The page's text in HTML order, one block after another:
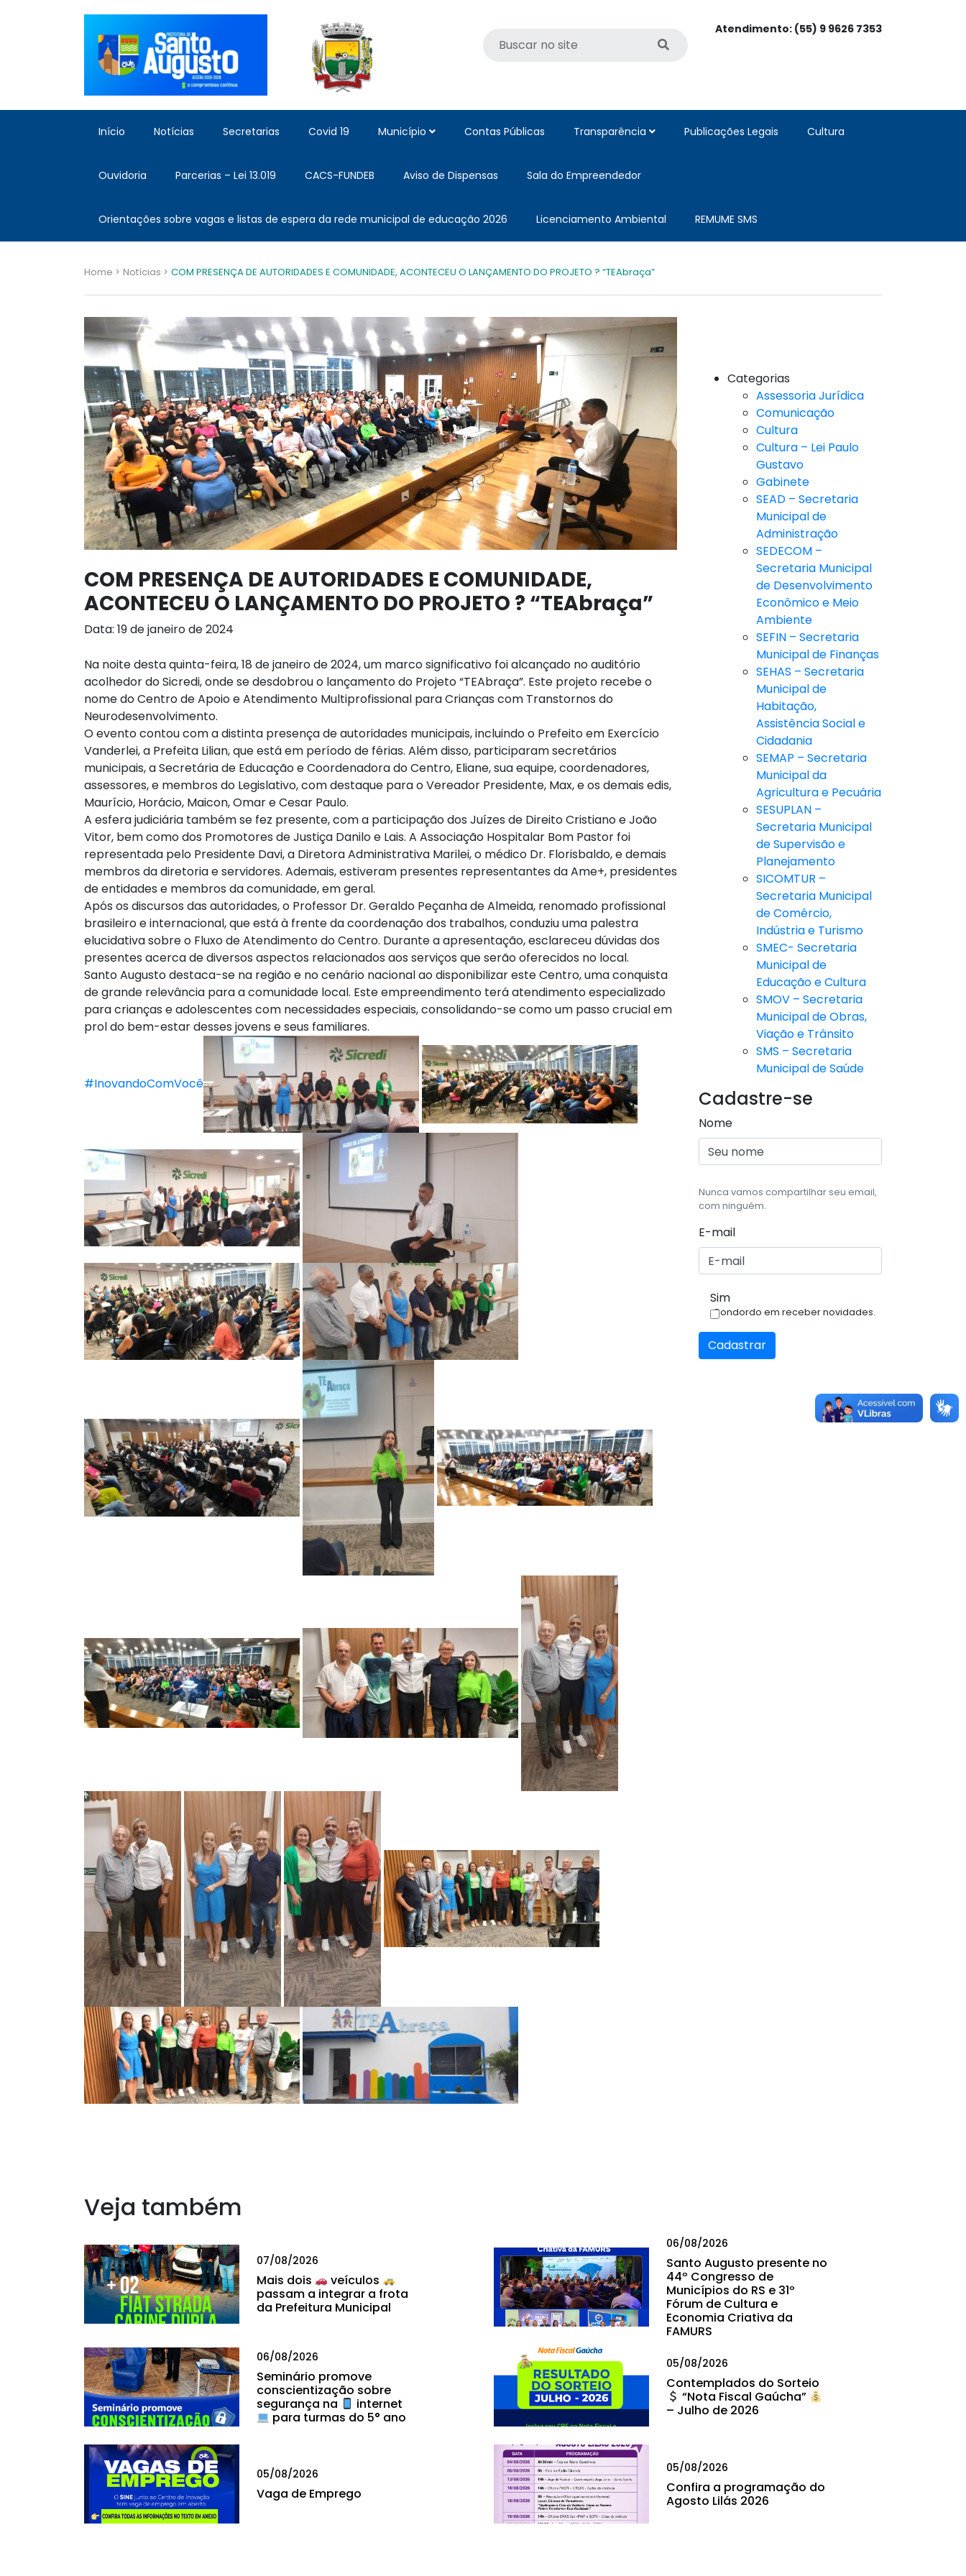
Atendimento: (55) 9 9626 7353
Início Notícias Secretarias Covid 19 Município Contas Públicas Transparência Publicações Legais Cultura
Ouvidoria Parcerias – Lei 13.019 CACS-FUNDEB Aviso de Dispensas Sala do Empreendedor
Orientações sobre vagas e listas de espera da rede municipal de educação 2026 Licenciamento Ambiental REMUME SMS
Home > Notícias > COM PRESENÇA DE AUTORIDADES E COMUNIDADE, ACONTECEU O LANÇAMENTO DO PROJETO ? “TEAbraça”
COM PRESENÇA DE AUTORIDADES E COMUNIDADE,
ACONTECEU O LANÇAMENTO DO PROJETO ? “TEAbraça”
Data: 19 de janeiro de 2024
Na noite desta quinta-feira, 18 de janeiro de 2024, um marco significativo foi alcançado no auditório
acolhedor do Sicredi, onde se desdobrou o lançamento do Projeto “TEAbraça”. Este projeto recebe o
nome do Centro de Apoio e Atendimento Multiprofissional para Crianças com Transtornos do
Neurodesenvolvimento.
O evento contou com a distinta presença de autoridades municipais, incluindo o Prefeito em Exercício
Vanderlei, a Prefeita Lilian, que está em período de férias. Além disso, participaram secretários
municipais, a Secretária de Educação e Coordenadora do Centro, Eliane, sua equipe, coordenadores,
assessores, e membros do Legislativo, com destaque para o Vereador Presidente, Max, e os demais edis,
Maurício, Horácio, Maicon, Omar e Cesar Paulo.
A esfera judiciária também se fez presente, com a participação dos Juízes de Direito Cristiano e João
Vitor, bem como dos Promotores de Justiça Danilo e Lais. A Associação Hospitalar Bom Pastor foi
representada pelo Presidente Davi, a Diretora Administrativa Marilei, o médico Dr. Florisbaldo, e demais
membros da diretoria e servidores. Ademais, estiveram presentes representantes da Ame+, presidentes
de entidades e membros da comunidade, em geral.
Após os discursos das autoridades, o Professor Dr. Geraldo Peçanha de Almeida, renomado profissional
brasileiro e internacional, que está à frente da coordenação dos trabalhos, conduziu uma palestra
elucidativa sobre o Fluxo de Atendimento do Centro. Durante a apresentação, esclareceu dúvidas dos
presentes acerca de diversos aspectos relacionados aos serviços que serão oferecidos no local.
Santo Augusto destaca-se na região e no cenário nacional ao disponibilizar este Centro, uma conquista
de grande relevância para a comunidade local. Este empreendimento terá atendimento especializado
para crianças e adolescentes com necessidades especiais, consolidando-se como um passo crucial em
prol do bem-estar desses jovens e seus familiares.
#InovandoComVocê
Categorias
Assessoria Jurídica
Comunicação
Cultura
Cultura – Lei Paulo
Gustavo
Gabinete
SEAD – Secretaria
Municipal de
Administração
SEDECOM –
Secretaria Municipal
de Desenvolvimento
Econômico e Meio
Ambiente
SEFIN – Secretaria
Municipal de Finanças
SEHAS – Secretaria
Municipal de
Habitação,
Assistência Social e
Cidadania
SEMAP – Secretaria
Municipal da
Agricultura e Pecuária
SESUPLAN –
Secretaria Municipal
de Supervisão e
Planejamento
SICOMTUR –
Secretaria Municipal
de Comércio,
Indústria e Turismo
SMEC- Secretaria
Municipal de
Educação e Cultura
SMOV – Secretaria
Municipal de Obras,
Viação e Trânsito
SMS – Secretaria
Municipal de Saúde
Cadastre-se
Nome
Nunca vamos compartilhar seu email,
com ninguém.
E-mail
Sim
Condordo em receber novidades.
Cadastrar
Veja também
07/08/2026
Mais dois
veículos
passam a integrar a frota
da Prefeitura Municipal
06/08/2026
Santo Augusto presente no
44º Congresso de
Municípios do RS e 31º
Fórum de Cultura e
Economia Criativa da
FAMURS
06/08/2026
Seminário promove
conscientização sobre
segurança na
internet
para turmas do 5° ano
05/08/2026
Contemplados do Sorteio
“Nota Fiscal Gaúcha”
– Julho de 2026
05/08/2026
Vaga de Emprego
05/08/2026
Confira a programação do
Agosto Lilás 2026